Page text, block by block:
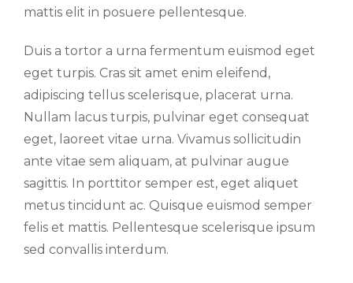
mattis elit in posuere pellentesque.
Duis a tortor a urna fermentum euismod eget
eget turpis. Cras sit amet enim eleifend,
adipiscing tellus scelerisque, placerat urna.
Nullam lacus turpis, pulvinar eget consequat
eget, laoreet vitae urna. Vivamus sollicitudin
ante vitae sem aliquam, at pulvinar augue
sagittis. In porttitor semper est, eget aliquet
metus tincidunt ac. Quisque euismod semper
felis et mattis. Pellentesque scelerisque ipsum
sed convallis interdum.